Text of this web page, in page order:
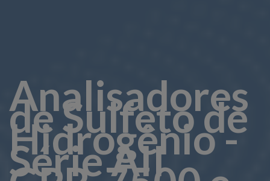
Analisadores
de Sulfeto de
Hidrogênio -
Série AII